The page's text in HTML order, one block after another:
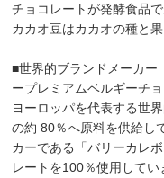
チョコレートが発酵食品
カカオ豆はカカオの種と
■世界的ブランドメーカー
ープレミアムベルギーチ
ヨーロッパを代表する世
の約 80％へ原料を供給し
カーである「バリーカレ
レートを100％使用してい